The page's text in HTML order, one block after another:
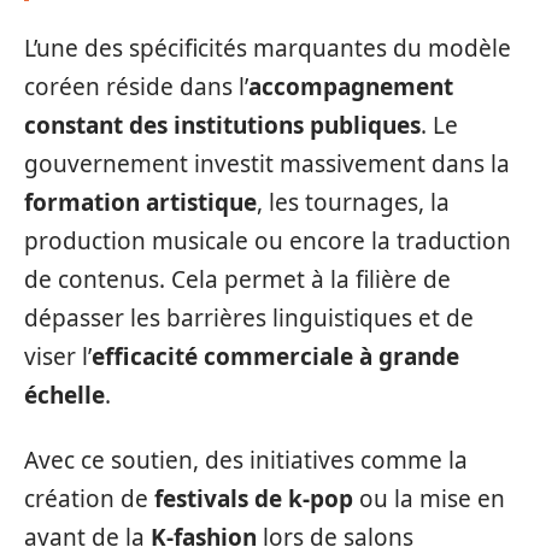
L’une des spécificités marquantes du modèle
coréen réside dans l’accompagnement
constant des institutions publiques. Le
gouvernement investit massivement dans la
formation artistique, les tournages, la
production musicale ou encore la traduction
de contenus. Cela permet à la filière de
dépasser les barrières linguistiques et de
viser l’efficacité commerciale à grande
échelle.
Avec ce soutien, des initiatives comme la
création de festivals de k-pop ou la mise en
avant de la K-fashion lors de salons